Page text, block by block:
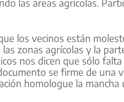
las áreas agrícolas.
los vecinos están
zonas agrícolas y la
nos dicen que sólo
se firme de una
homologue la mancha